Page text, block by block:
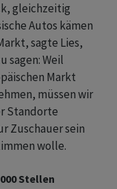
gleichzeitig
Autos kämen
sagte Lies,
sagen: Weil
Markt
müssen wir
Standorte
Zuschauer sein
wolle.
Stellen